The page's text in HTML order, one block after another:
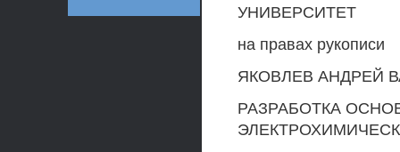
УНИВЕРСИТЕТ
на правах рукописи
ЯКОВЛЕВ АНДРЕЙ
РАЗРАБОТКА